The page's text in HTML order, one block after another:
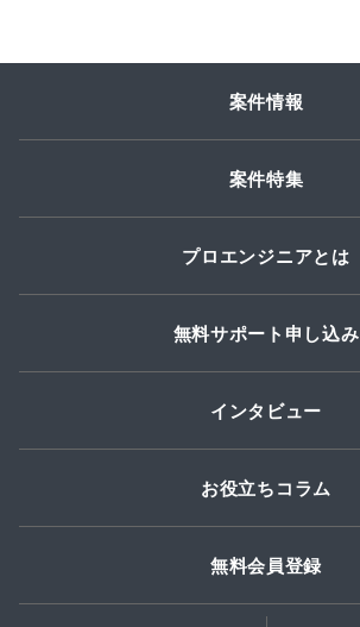
案件情報
案件特集
プロエンジニアとは
無料サポート申し込み
インタビュー
お役立ちコラム
無料会員登録